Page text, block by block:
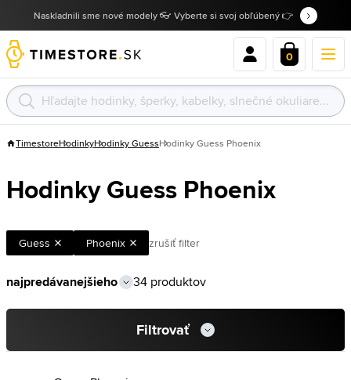
Naskladnili sme nové modely 👓 Vyberte si svoj obľúbený 👉
0
TimestoreHodinkyHodinky GuessHodinky Guess Phoenix
Hodinky Guess Phoenix
Guess Phoenix zrušiť filter
34 produktov
Filtrovať